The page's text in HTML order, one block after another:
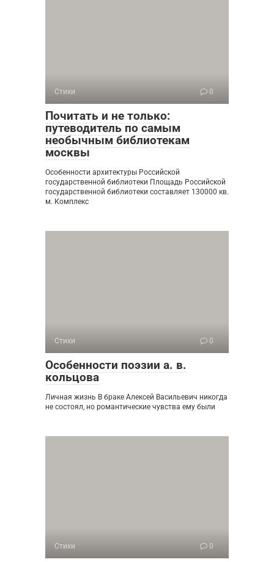
Стихи 0
Почитать и не только:
путеводитель по самым
необычным библиотекам
москвы
Особенности архитектуры Российской
государственной библиотеки Площадь Российской
государственной библиотеки составляет 130000 кв.
м. Комплекс
Стихи 0
Особенности поэзии а. в.
кольцова
Личная жизнь В браке Алексей Васильевич никогда
не состоял, но романтические чувства ему были
Стихи 0